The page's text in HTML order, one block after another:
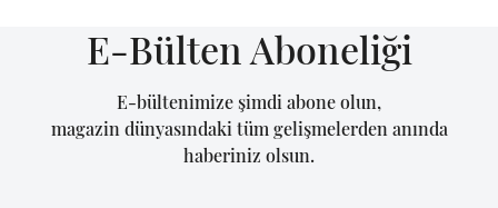
E-Bülten Aboneliği
E-bültenimize şimdi abone olun,
magazin dünyasındaki tüm gelişmelerden anında
haberiniz olsun.